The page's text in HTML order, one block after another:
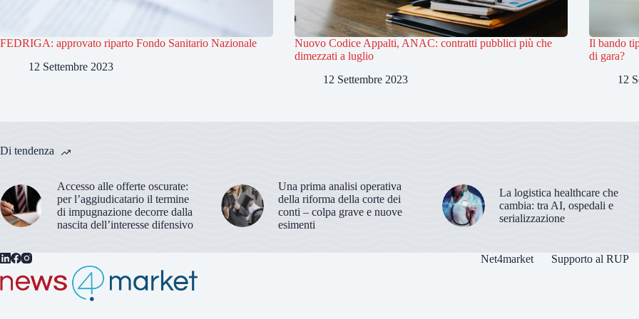
FEDRIGA: approvato riparto Fondo Sanitario Nazionale
12 Settembre 2023
Nuovo Codice Appalti, ANAC: contratti pubblici più che
dimezzati a luglio
12 Settembre 2023
Il bando
di gara?
12
Di tendenza
Accesso alle offerte oscurate:
per l’aggiudicatario il termine
di impugnazione decorre dalla
nascita dell’interesse difensivo
Una prima analisi operativa
della riforma della corte dei
conti – colpa grave e nuove
esimenti
La logistica healthcare che
cambia: tra AI, ospedali e
serializzazione
Net4market Supporto al RUP